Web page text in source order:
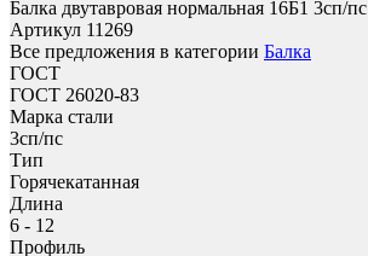
Балка двутавровая нормальная 16Б1 3сп/пс
Артикул 11269
Все предложения в категории Балка
ГОСТ
ГОСТ 26020-83
Марка стали
3сп/пс
Тип
Горячекатанная
Длина
6 - 12
Профиль